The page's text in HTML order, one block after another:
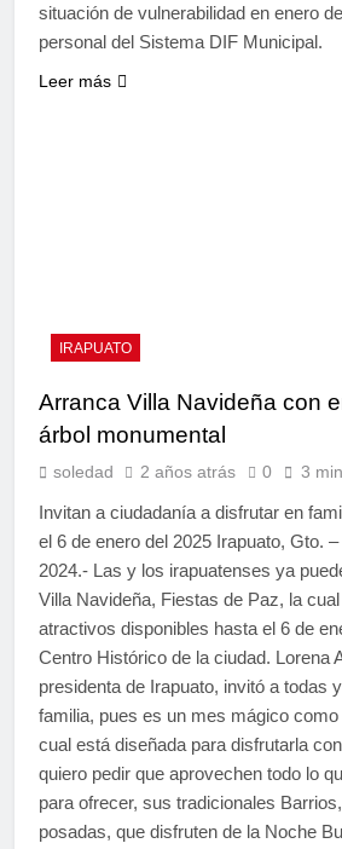
situación de vulnerabilidad en enero
personal del Sistema DIF Municipal.
Leer más
IRAPUATO
Arranca Villa Navideña con
árbol monumental
soledad 2 años atrás 0 3
Invitan a ciudadanía a disfrutar en
el 6 de enero del 2025 Irapuato, Gto.
2024.- Las y los irapuatenses ya
Villa Navideña, Fiestas de Paz, la
atractivos disponibles hasta el 6 de
Centro Histórico de la ciudad. Lorena
presidenta de Irapuato, invitó a todas
familia, pues es un mes mágico
cual está diseñada para disfrutarla
quiero pedir que aprovechen todo lo
para ofrecer, sus tradicionales
posadas, que disfruten de la Noche